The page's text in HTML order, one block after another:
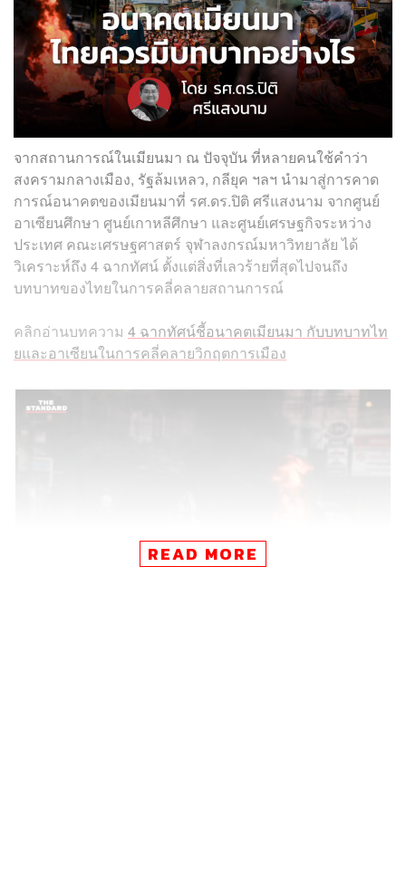
จากสถานการณ์ในเมียนมา ณ ปัจจุบัน ที่หลายคนใช้คำว่า
สงครามกลางเมือง, รัฐล้มเหลว, กลียุค ฯลฯ นำมาสู่การคาด
การณ์อนาคตของเมียนมาที่ รศ.ดร.ปิติ ศรีแสงนาม จากศูนย์
อาเซียนศึกษา ศูนย์เกาหลีศึกษา และศูนย์เศรษฐกิจระหว่าง
ประเทศ คณะเศรษฐศาสตร์ จุฬาลงกรณ์มหาวิทยาลัย ได้
วิเคราะห์ถึง 4 ฉากทัศน์ ตั้งแต่สิ่งที่เลวร้ายที่สุดไปจนถึง
บทบาทของไทยในการคลี่คลายสถานการณ์
คลิกอ่านบทความ 4 ฉากทัศน์ชี้อนาคตเมียนมา กับบทบาทไท
ยและอาเซียนในการคลี่คลายวิกฤตการเมือง
READ MORE